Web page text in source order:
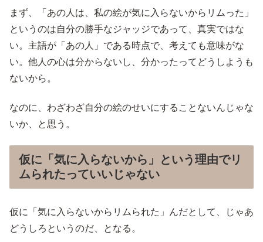
まず、「あの人は、私の絵が気に入らないからリムった」
というのは自分の勝手なジャッジであって、真実ではな
い。主語が「あの人」である時点で、考えても意味がな
い。他人の心は分からないし、分かったってどうしようも
ないから。
なのに、わざわざ自分の絵のせいにすることないんじゃな
いか、と思う。
仮に「気に入らないから」という理由でリ
ムられたっていいじゃない
仮に「気に入らないからリムられた」んだとして、じゃあ
どうしろというのだ、となる。